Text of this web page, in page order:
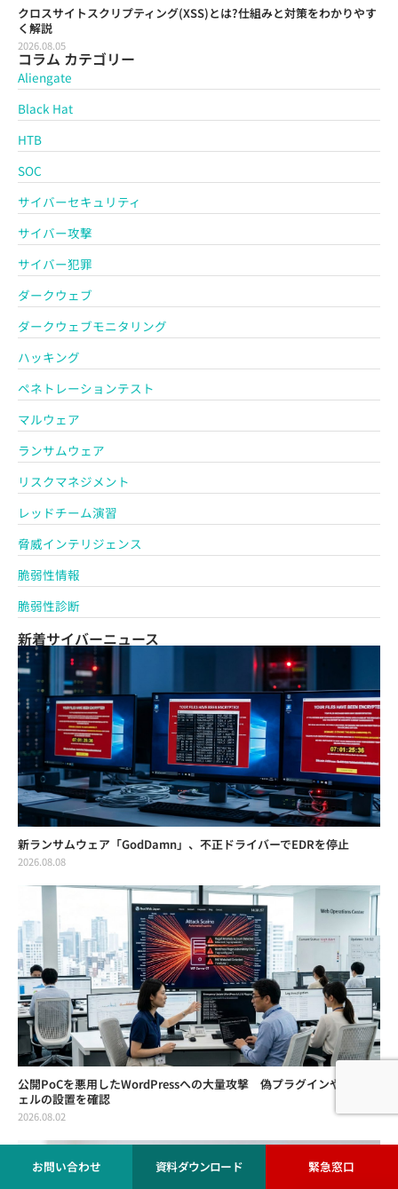
クロスサイトスクリプティング(XSS)とは?仕組みと対策をわかりやす
く解説
2026.08.05
コラム カテゴリー
Aliengate
Black Hat
HTB
SOC
サイバーセキュリティ
サイバー攻撃
サイバー犯罪
ダークウェブ
ダークウェブモニタリング
ハッキング
ペネトレーションテスト
マルウェア
ランサムウェア
リスクマネジメント
レッドチーム演習
脅威インテリジェンス
脆弱性情報
脆弱性診断
新着サイバーニュース
新ランサムウェア「GodDamn」、不正ドライバーでEDRを停止
2026.08.08
公開PoCを悪用したWordPressへの大量攻撃 偽プラグインやWebシ
ェルの設置を確認
2026.08.02
お問い合わせ 資料ダウンロード 緊急窓口